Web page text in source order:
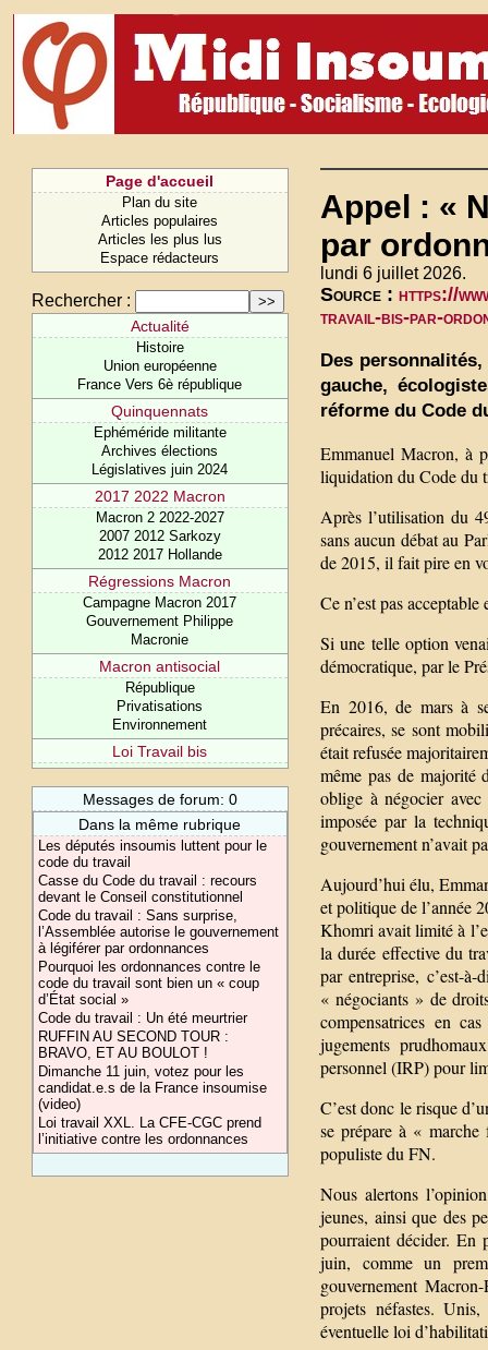
Page d'accueil
Plan du site
Articles populaires
Articles les plus lus
Espace rédacteurs
Rechercher :
Actualité
Histoire
Union européenne
France Vers 6è république
Quinquennats
Ephéméride militante
Archives élections
Législatives juin 2024
2017 2022 Macron
Macron 2 2022-2027
2007 2012 Sarkozy
2012 2017 Hollande
Régressions Macron
Campagne Macron 2017
Gouvernement Philippe
Macronie
Macron antisocial
République
Privatisations
Environnement
Loi Travail bis
Messages de forum: 0
Dans la même rubrique
Les députés insoumis luttent pour le
code du travail
Casse du Code du travail : recours
devant le Conseil constitutionnel
Code du travail : Sans surprise,
l’Assemblée autorise le gouvernement
à légiférer par ordonnances
Pourquoi les ordonnances contre le
code du travail sont bien un « coup
d’État social »
Code du travail : Un été meurtrier
RUFFIN AU SECOND TOUR :
BRAVO, ET AU BOULOT !
Dimanche 11 juin, votez pour les
candidat.e.s de la France insoumise
(video)
Loi travail XXL. La CFE-CGC prend
l’initiative contre les ordonnances
Appel : «
par
lundi 6 juillet 2026.
Source : https://
travail-bis-par-
Des
gauche,
réforme du Code
Emmanuel Macron, à
liquidation du Code du
Après l’utilisation du
sans aucun débat au
de 2015, il fait pire en
Ce n’est pas
Si une telle option
démocratique, par le
En 2016, de mars à
précaires, se sont
était refusée
même pas de majorité
oblige à négocier
imposée par la
gouvernement n’avait
Aujourd’hui élu,
et politique de l’année
Khomri avait limité à
la durée effective du
par entreprise, c’est-
« négociants » de
compensatrices en
jugements
personnel (IRP) pour
C’est donc le risque
se prépare à «
populiste du FN.
Nous alertons
jeunes, ainsi que des
pourraient décider. En
juin, comme un
gouvernement
projets néfastes.
éventuelle loi